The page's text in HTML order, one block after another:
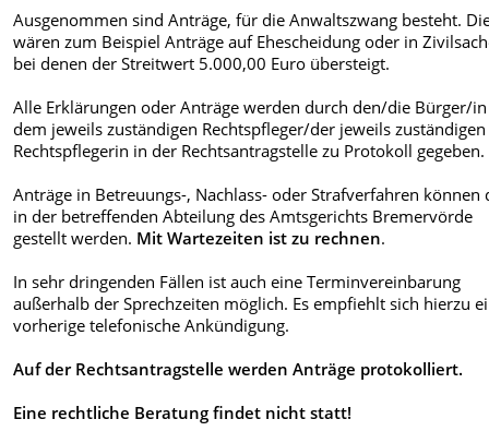
Ausgenommen sind Anträge, für die Anwaltszwang besteht.
wären zum Beispiel Anträge auf Ehescheidung oder in
bei denen der Streitwert 5.000,00 Euro übersteigt.
Alle Erklärungen oder Anträge werden durch den/die Bürger/
dem jeweils zuständigen Rechtspfleger/der jeweils zuständigen
Rechtspflegerin in der Rechtsantragstelle zu Protokoll gegeben.
Anträge in Betreuungs-, Nachlass- oder Strafverfahren können
in der betreffenden Abteilung des Amtsgerichts Bremervörde
gestellt werden. Mit Wartezeiten ist zu rechnen.
In sehr dringenden Fällen ist auch eine Terminvereinbarung
außerhalb der Sprechzeiten möglich. Es empfiehlt sich hierzu
vorherige telefonische Ankündigung.
Auf der Rechtsantragstelle werden Anträge protokolliert.
Eine rechtliche Beratung findet nicht statt!